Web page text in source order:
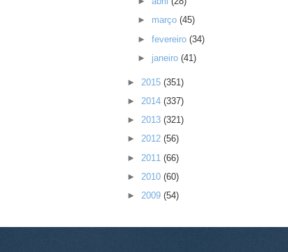
► março(45)
►fevereiro(34)
► janeiro(41)
► 2015 (351)
► 2014 (337)
► 2013 (321)
► 2012 (56)
► 2011 (66)
► 2010 (60)
► 2009 (54)